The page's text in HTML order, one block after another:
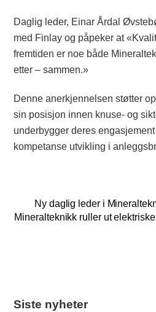
Daglig leder, Einar Årdal
med Finlay og påpeker at
fremtiden er noe både
etter – sammen.»
Denne anerkjennelsen støtter
sin posisjon innen knuse- og
underbygger deres
kompetanse utvikling i
Ny daglig leder i
Mineralteknikk ruller ut
Siste nyheter